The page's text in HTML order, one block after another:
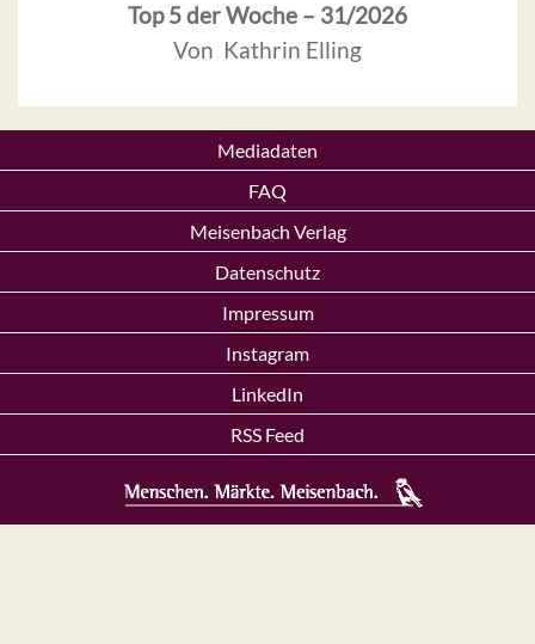
Top 5 der Woche – 31/2026
Von Kathrin Elling
Mediadaten
FAQ
Meisenbach Verlag
Datenschutz
Impressum
Instagram
LinkedIn
RSS Feed